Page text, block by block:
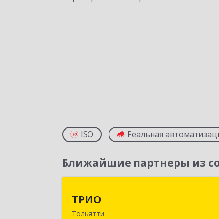
ISO Реальная
Ближайшие партнеры из
ТРИО
Тольятти
445004, Самарская обл, Тольятти г,